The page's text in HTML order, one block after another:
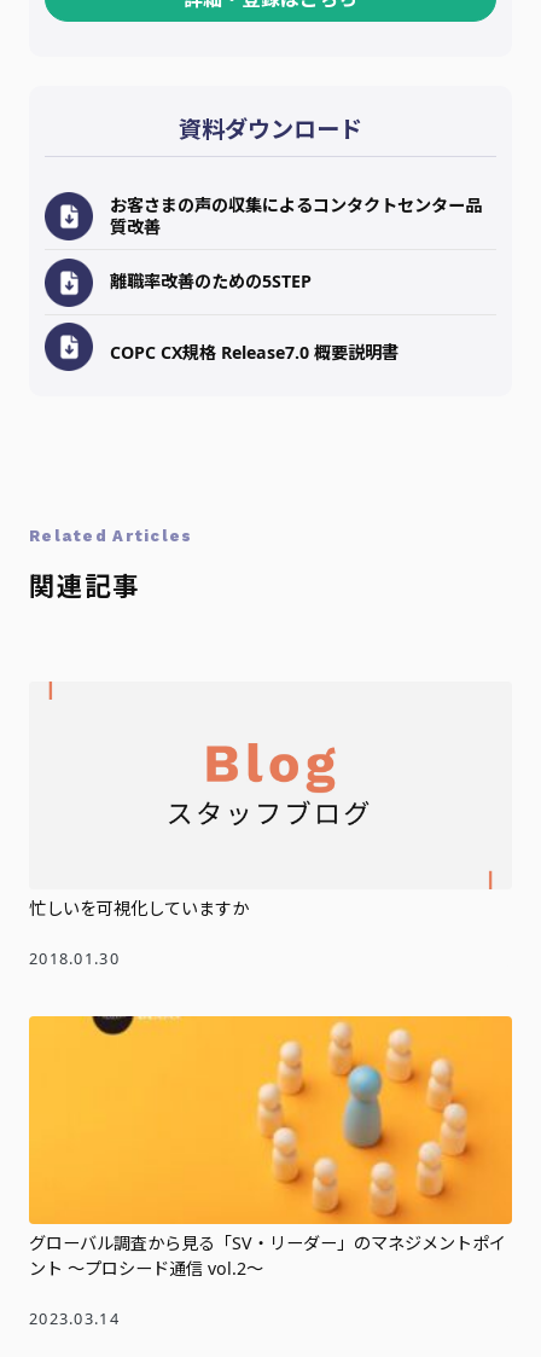
資料ダウンロード
お客さまの声の収集によるコンタクトセンター品
質改善
離職率改善のための5STEP
COPC CX規格 Release7.0 概要説明書
Related Articles
関連記事
忙しいを可視化していますか
2018.01.30
グローバル調査から見る「SV・リーダー」のマネジメントポイ
ント ～プロシード通信 vol.2～
2023.03.14